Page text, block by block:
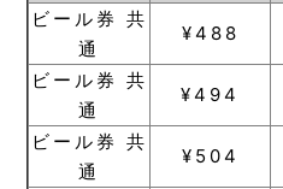
ビール券 共
通
¥488
ビール券 共
通
¥494
ビール券 共
通
¥504